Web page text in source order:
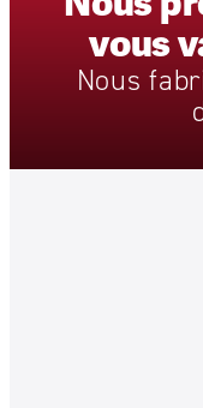
vous
Nous